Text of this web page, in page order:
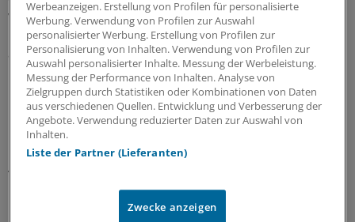
vergangenen Jahres wies die Kasse noch einen
unterdurchschnittlichen Zusatzbeitrag von 1,55 Prozent
auf. Zum Jahreswechsel war dann ein starker Anstieg um
1,3 Punkte auf 2,85 Prozent nötig.
Laut dem letzten verfügbaren Quartalsbericht (3.
Quartal 2024) war im Herbst vergangenen Jahres ein
Defizit von rund 9,4 Millionen Euro aufgelaufen. Zum 1.
April musste die Kasse dann nochmals mehr als einen
Beitragspunkt erhöhen – Mitglieder müssen jetzt 3,89
Prozent Zusatzbeitrag zahlen.
Werbeanzeigen. Erstellung von Profilen für personalisierte
Werbung. Verwendung von Profilen zur Auswahl
personalisierter Werbung. Erstellung von Profilen zur
Personalisierung von Inhalten. Verwendung von Profilen zur
Auswahl personalisierter Inhalte. Messung der Werbeleistung.
Messung der Performance von Inhalten. Analyse von
Zielgruppen durch Statistiken oder Kombinationen von Daten
aus verschiedenen Quellen. Entwicklung und Verbesserung der
Angebote. Verwendung reduzierter Daten zur Auswahl von
Inhalten.
Liste der Partner (Lieferanten)
Zwecke anzeigen